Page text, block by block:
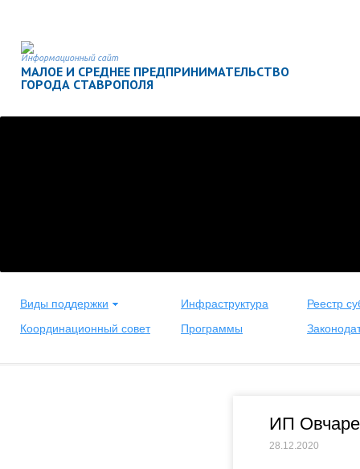
Информационный сайт
МАЛОЕ И СРЕДНЕЕ ПРЕДПРИНИМАТЕЛЬСТВО
ГОРОДА СТАВРОПОЛЯ
Виды поддержки Инфраструктура
Реестр
Координационный совет
Программы
ИП
28.12.2020